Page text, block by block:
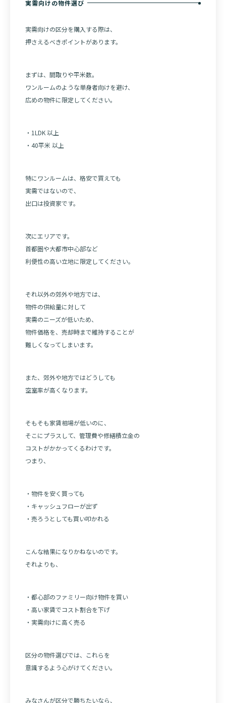
実需向けの物件選び
実需向けの区分を購入する際は、
押さえるべきポイントがあります。
まずは、間取りや平米数。
ワンルームのような単身者向けを避け、
広めの物件に限定してください。
・1LDK 以上
・40平米 以上
特にワンルームは、格安で買えても
実需ではないので、
出口は投資家です。
次にエリアです。
首都圏や大都市中心部など
利便性の高い立地に限定してください。
それ以外の郊外や地方では、
物件の供給量に対して
実需のニーズが低いため、
物件価格を、売却時まで維持することが
難しくなってしまいます。
また、郊外や地方ではどうしても
空室率が高くなります。
そもそも家賃相場が低いのに、
そこにプラスして、管理費や修繕積立金の
コストがかかってくるわけです。
つまり、
・物件を安く買っても
・キャッシュフローが出ず
・売ろうとしても買い叩かれる
こんな結果になりかねないのです。
それよりも、
・都心部のファミリー向け物件を買い
・高い家賃でコスト割合を下げ
・実需向けに高く売る
区分の物件選びでは、これらを
意識するよう心がけてください。
みなさんが区分で勝ちたいなら、